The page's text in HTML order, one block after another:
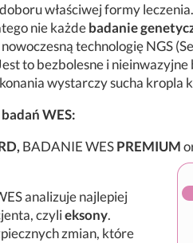
właściwej formy
nie każdebadanie
technologię NGS
to bezbolesne i
wystarczy sucha kropla
badań WES:
BADANIE WESPREMIUM
analizuje najlepiej
czylieksony.
zmian, które